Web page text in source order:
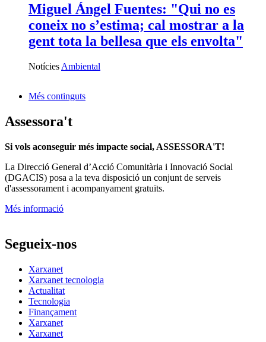
Miguel Ángel Fuentes: "Qui no es
coneix no s’estima; cal mostrar a la
gent tota la bellesa que els envolta"
Notícies Ambiental
Més continguts
Assessora't
Si vols aconseguir més impacte social, ASSESSORA'T!
La Direcció General d’Acció Comunitària i Innovació Social
(DGACIS) posa a la teva disposició un conjunt de serveis
d'assessorament i acompanyament gratuïts.
Més informació
Segueix-nos
Xarxanet
Xarxanet tecnologia
Actualitat
Tecnologia
Finançament
Xarxanet
Xarxanet